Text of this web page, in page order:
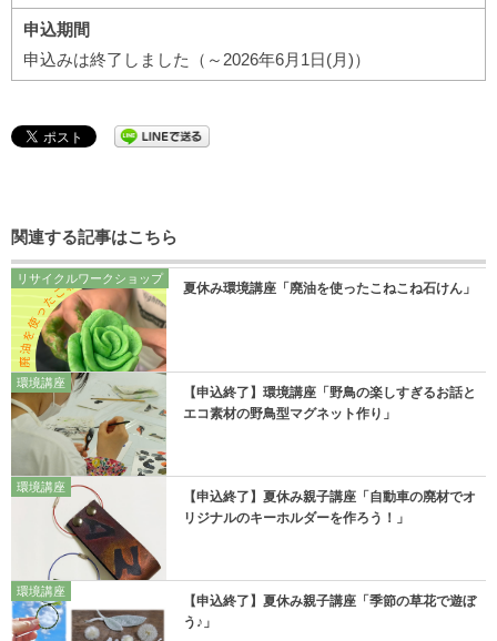
申込期間
申込みは終了しました（～2026年6月1日(月)）
関連する記事はこちら
リサイクルワークショップ
夏休み環境講座「廃油を使ったこねこね石けん」
環境講座
【申込終了】環境講座「野鳥の楽しすぎるお話と
エコ素材の野鳥型マグネット作り」
環境講座
【申込終了】夏休み親子講座「自動車の廃材でオ
リジナルのキーホルダーを作ろう！」
環境講座
【申込終了】夏休み親子講座「季節の草花で遊ぼ
う♪」